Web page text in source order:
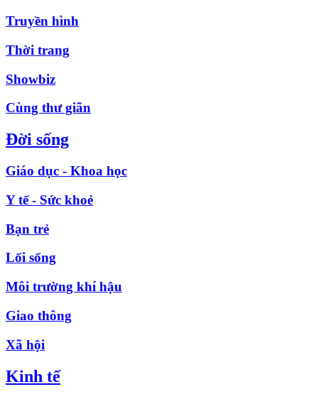
Truyền hình
Thời trang
Showbiz
Cùng thư giãn
Đời sống
Giáo dục - Khoa học
Y tế - Sức khoẻ
Bạn trẻ
Lối sống
Môi trường khí hậu
Giao thông
Xã hội
Kinh tế